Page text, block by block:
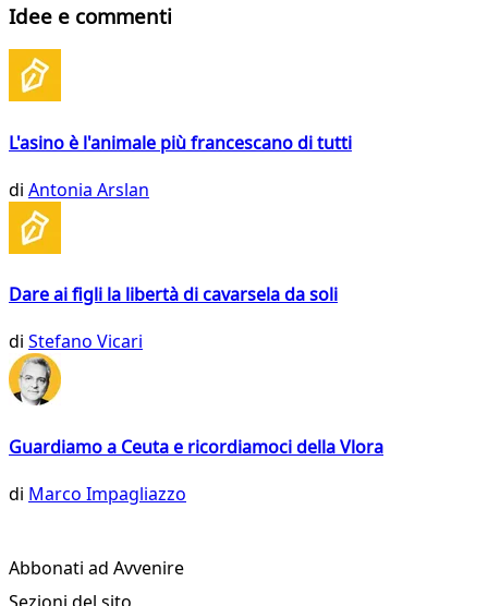
Idee e commenti
L'asino è l'animale più francescano di tutti
di Antonia Arslan
Dare ai figli la libertà di cavarsela da soli
di Stefano Vicari
Guardiamo a Ceuta e ricordiamoci della Vlora
di Marco Impagliazzo
Abbonati ad Avvenire